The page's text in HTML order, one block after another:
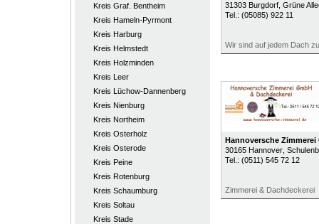
Kreis Graf. Bentheim
Kreis Hameln-Pyrmont
Kreis Harburg
Kreis Helmstedt
Kreis Holzminden
Kreis Leer
Kreis Lüchow-Dannenberg
Kreis Nienburg
Kreis Northeim
Kreis Osterholz
Kreis Osterode
Kreis Peine
Kreis Rotenburg
Kreis Schaumburg
Kreis Soltau
Kreis Stade
31303 Burgdorf, Grüne
Tel.: (05085) 922 11
Wir sind auf jedem Dach
Hannoversche Zimmerei
30165 Hannover,
Tel.: (0511) 545 72 12
Zimmerei & Dachdeckerei